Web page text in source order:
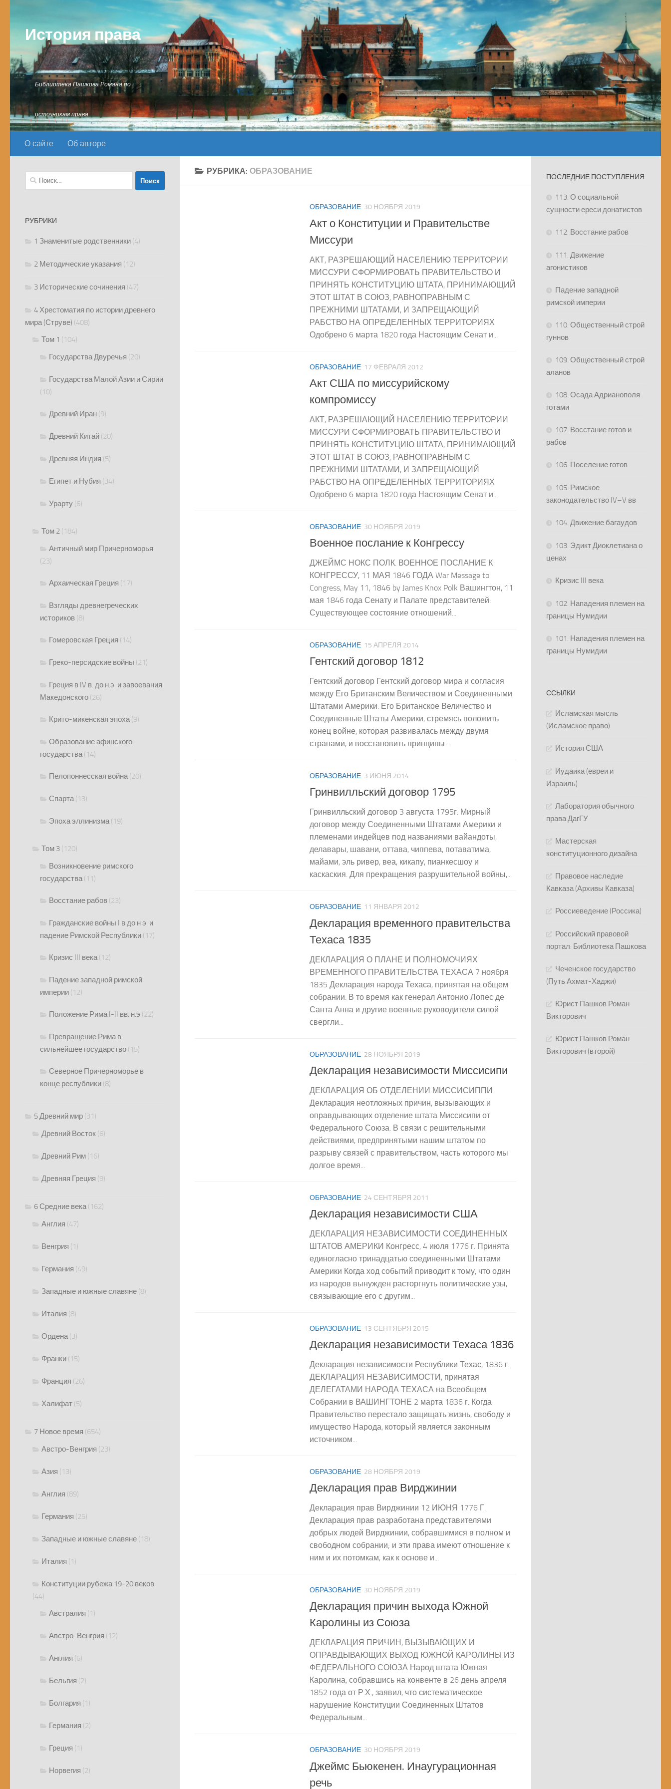
Перейти к содержимому
История права
Библиотека Пашкова Романа по
источникам права
О сайте Об авторе
РУБРИКА: ОБРАЗОВАНИЕ
ОБРАЗОВАНИЕ 30 НОЯБРЯ 2019
Акт о Конституции и Правительстве
Миссури
АКТ, РАЗРЕШАЮЩИЙ НАСЕЛЕНИЮ ТЕРРИТОРИИ
МИССУРИ СФОРМИРОВАТЬ ПРАВИТЕЛЬСТВО И
ПРИНЯТЬ КОНСТИТУЦИЮ ШТАТА, ПРИНИМАЮЩИЙ
ЭТОТ ШТАТ В СОЮЗ, РАВНОПРАВНЫМ С
ПРЕЖНИМИ ШТАТАМИ, И ЗАПРЕЩАЮЩИЙ
РАБСТВО НА ОПРЕДЕЛЕННЫХ ТЕРРИТОРИЯХ
Одобрено 6 марта 1820 года Настоящим Сенат и...
ОБРАЗОВАНИЕ 17 ФЕВРАЛЯ 2012
Акт США по миссурийскому
компромиссу
АКТ, РАЗРЕШАЮЩИЙ НАСЕЛЕНИЮ ТЕРРИТОРИИ
МИССУРИ СФОРМИРОВАТЬ ПРАВИТЕЛЬСТВО И
ПРИНЯТЬ КОНСТИТУЦИЮ ШТАТА, ПРИНИМАЮЩИЙ
ЭТОТ ШТАТ В СОЮЗ, РАВНОПРАВНЫМ С
ПРЕЖНИМИ ШТАТАМИ, И ЗАПРЕЩАЮЩИЙ
РАБСТВО НА ОПРЕДЕЛЕННЫХ ТЕРРИТОРИЯХ
Одобрено 6 марта 1820 года Настоящим Сенат и...
ОБРАЗОВАНИЕ 30 НОЯБРЯ 2019
Военное послание к Конгрессу
ДЖЕЙМС НОКС ПОЛК. ВОЕННОЕ ПОСЛАНИЕ К
КОНГРЕССУ, 11 МАЯ 1846 ГОДА War Message to
Congress, May 11, 1846 by James Knox Polk Вашингтон, 11
мая 1846 года Сенату и Палате представителей:
Существующее состояние отношений...
ОБРАЗОВАНИЕ 15 АПРЕЛЯ 2014
Гентский договор 1812
Гентский договор Гентский договор мира и согласия
между Его Британским Величеством и Соединенными
Штатами Америки. Его Британское Величество и
Соединенные Штаты Америки, стремясь положить
конец войне, которая развивалась между двумя
странами, и восстановить принципы...
ОБРАЗОВАНИЕ 3 ИЮНЯ 2014
Гринвилльский договор 1795
Гринвилльский договор 3 августа 1795г. Мирный
договор между Соединенными Штатами Америки и
племенами индейцев под названиями вайандоты,
делавары, шавани, оттава, чиппева, потаватима,
майами, эль ривер, веа, кикапу, пианкесшоу и
каскаския. Для прекращения разрушительной войны,...
ОБРАЗОВАНИЕ 11 ЯНВАРЯ 2012
Декларация временного правительства
Техаса 1835
ДЕКЛАРАЦИЯ О ПЛАНЕ И ПОЛНОМОЧИЯХ
ВРЕМЕННОГО ПРАВИТЕЛЬСТВА ТЕХАСА 7 ноября
1835 Декларация народа Техаса, принятая на общем
собрании. В то время как генерал Антонио Лопес де
Санта Анна и другие военные руководители силой
свергли...
ОБРАЗОВАНИЕ 28 НОЯБРЯ 2019
Декларация независимости Миссисипи
ДЕКЛАРАЦИЯ ОБ ОТДЕЛЕНИИ МИССИСИППИ
Декларация неотложных причин, вызывающих и
оправдывающих отделение штата Миссисипи от
Федерального Союза. В связи с решительными
действиями, предпринятыми нашим штатом по
разрыву связей с правительством, часть которого мы
долгое время...
ОБРАЗОВАНИЕ 24 СЕНТЯБРЯ 2011
Декларация независимости США
ДЕКЛАРАЦИЯ НЕЗАВИСИМОСТИ СОЕДИНЕННЫХ
ШТАТОВ АМЕРИКИ Конгресс, 4 июля 1776 г. Принята
единогласно тринадцатью соединенными Штатами
Америки Когда ход событий приводит к тому, что один
из народов вынужден расторгнуть политические узы,
связывающие его с другим...
ОБРАЗОВАНИЕ 13 СЕНТЯБРЯ 2015
Декларация независимости Техаса 1836
Декларация независимости Республики Техас, 1836 г.
ДЕКЛАРАЦИЯ НЕЗАВИСИМОСТИ, принятая
ДЕЛЕГАТАМИ НАРОДА ТЕХАСА на Всеобщем
Собрании в ВАШИНГТОНЕ 2 марта 1836 г. Когда
Правительство перестало защищать жизнь, свободу и
имущество Народа, который является законным
источником...
ОБРАЗОВАНИЕ 28 НОЯБРЯ 2019
Декларация прав Вирджинии
Декларация прав Вирджинии 12 ИЮНЯ 1776 Г.
Декларация прав разработана представителями
добрых людей Вирджинии, собравшимися в полном и
свободном собрании; и эти права имеют отношение к
ним и их потомкам, как к основе и...
ОБРАЗОВАНИЕ 30 НОЯБРЯ 2019
Декларация причин выхода Южной
Каролины из Союза
ДЕКЛАРАЦИЯ ПРИЧИН, ВЫЗЫВАЮЩИХ И
ОПРАВДЫВАЮЩИХ ВЫХОД ЮЖНОЙ КАРОЛИНЫ ИЗ
ФЕДЕРАЛЬНОГО СОЮЗА Народ штата Южная
Каролина, собравшись на конвенте в 26 день апреля
1852 года от Р.Х., заявил, что систематическое
нарушение Конституции Соединенных Штатов
Федеральным...
ОБРАЗОВАНИЕ 30 НОЯБРЯ 2019
Джеймс Бьюкенен. Инаугурационная
речь
Найти:
РУБРИКИ
1 Знаменитые родственники (4)
2 Методические указания (12)
3 Исторические сочинения (47)
4 Хрестоматия по истории древнего
мира (Струве) (408)
Том 1 (104)
Государства Двуречья (20)
Государства Малой Азии и Сирии
(10)
Древний Иран (9)
Древний Китай (20)
Древняя Индия (5)
Египет и Нубия (34)
Урарту (6)
Том 2 (184)
Античный мир Причерноморья
(23)
Архаическая Греция (17)
Взгляды древнегреческих
историков (8)
Гомеровская Греция (14)
Греко-персидские войны (21)
Греция в IV в. до н.э. и завоевания
Македонского (26)
Крито-микенская эпоха(9)
Образование афинского
государства(14)
Пелопоннесская война(20)
Спарта(13)
Эпоха эллинизма(19)
Том 3 (120)
Возникновение римского
государства(11)
Восстание рабов (23)
Гражданские войны I в до н э. и
падение Римской Республики (17)
Кризис III века(12)
Падение западной римской
империи (12)
Положение Рима I-II вв. н.э (22)
Превращение Рима в
сильнейшее государство (15)
Северное Причерноморье в
конце республики (8)
5 Древний мир (31)
Древний Восток (6)
Древний Рим (16)
Древняя Греция (9)
6 Средние века(162)
Англия (47)
Венгрия (1)
Германия (49)
Западные и южные славяне (8)
Италия (8)
Ордена(3)
Франки (15)
Франция (26)
Халифат (5)
7 Новое время (654)
Австро-Венгрия (23)
Азия (13)
Англия (89)
Германия (25)
Западные и южные славяне (18)
Италия (1)
Конституции рубежа 19-20 веков
(44)
Австралия (1)
Австро-Венгрия (12)
Англия (6)
Бельгия (2)
Болгария (1)
Германия (2)
Греция (1)
Норвегия (2)
ПОСЛЕДНИЕ ПОСТУПЛЕНИЯ
113. О социальной
сущности ереси донатистов
112. Восстание рабов
111. Движение
агонистиков
Падение западной
римской империи
110. Общественный строй
гуннов
109. Общественный строй
аланов
108. Осада Адрианополя
готами
107. Восстание готов и
рабов
106. Поселение готов
105. Римское
законодательство IV–V вв
104. Движение багаудов
103. Эдикт Диоклетиана о
ценах
Кризис III века
102. Нападения племен на
границы Нумидии
101. Нападения племен на
границы Нумидии
ССЫЛКИ
Исламская мысль
(Исламское право)
История США
Иудаика (евреи и
Израиль)
Лаборатория обычного
права ДагГУ
Мастерская
конституционного дизайна
Правовое наследие
Кавказа (Архивы Кавказа)
Россиеведение (Россика)
Российский правовой
портал: Библиотека Пашкова
Чеченское государство
(Путь Ахмат-Хаджи)
Юрист Пашков Роман
Викторович
Юрист Пашков Роман
Викторович (второй)